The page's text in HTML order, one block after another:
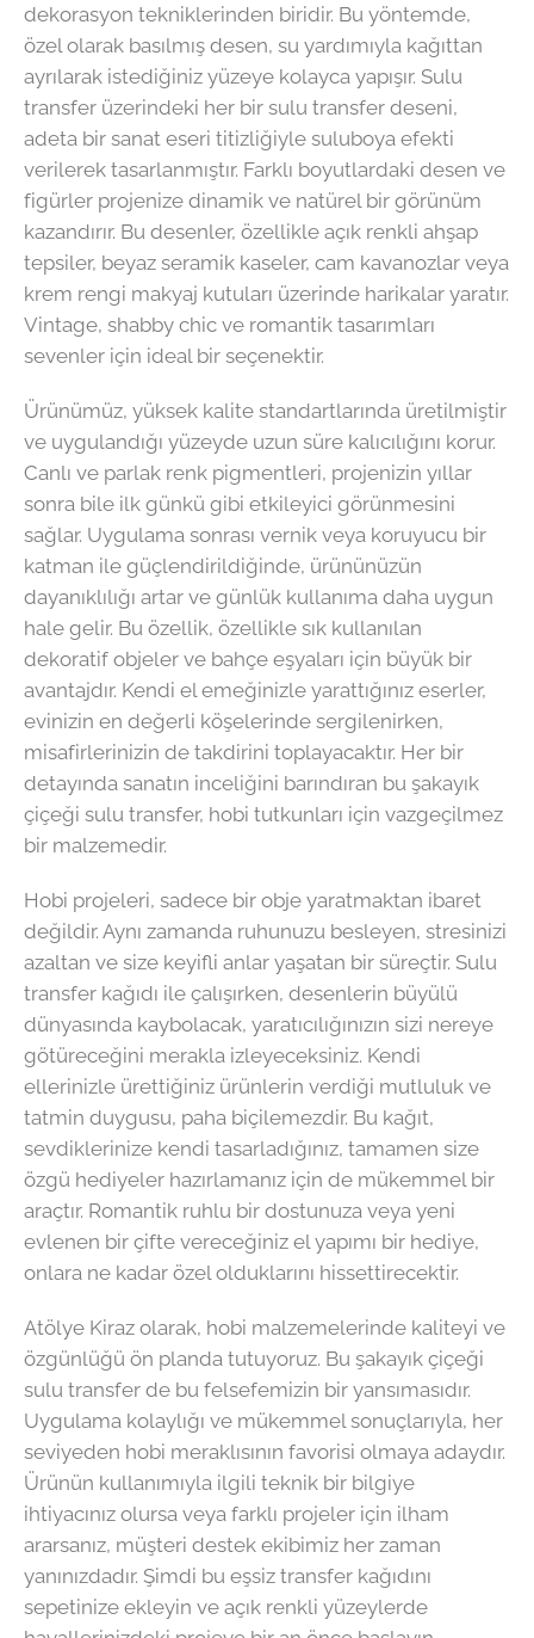
dekorasyon tekniklerinden biridir. Bu yöntemde,
özel olarak basılmış desen, su yardımıyla kağıttan
ayrılarak istediğiniz yüzeye kolayca yapışır. Sulu
transfer üzerindeki her bir sulu transfer deseni,
adeta bir sanat eseri titizliğiyle suluboya efekti
verilerek tasarlanmıştır. Farklı boyutlardaki desen ve
figürler projenize dinamik ve natürel bir görünüm
kazandırır. Bu desenler, özellikle açık renkli ahşap
tepsiler, beyaz seramik kaseler, cam kavanozlar veya
krem rengi makyaj kutuları üzerinde harikalar yaratır.
Vintage, shabby chic ve romantik tasarımları
sevenler için ideal bir seçenektir.
Ürünümüz, yüksek kalite standartlarında üretilmiştir
ve uygulandığı yüzeyde uzun süre kalıcılığını korur.
Canlı ve parlak renk pigmentleri, projenizin yıllar
sonra bile ilk günkü gibi etkileyici görünmesini
sağlar. Uygulama sonrası vernik veya koruyucu bir
katman ile güçlendirildiğinde, ürününüzün
dayanıklılığı artar ve günlük kullanıma daha uygun
hale gelir. Bu özellik, özellikle sık kullanılan
dekoratif objeler ve bahçe eşyaları için büyük bir
avantajdır. Kendi el emeğinizle yarattığınız eserler,
evinizin en değerli köşelerinde sergilenirken,
misafirlerinizin de takdirini toplayacaktır. Her bir
detayında sanatın inceliğini barındıran bu şakayık
çiçeği sulu transfer, hobi tutkunları için vazgeçilmez
bir malzemedir.
Hobi projeleri, sadece bir obje yaratmaktan ibaret
değildir. Aynı zamanda ruhunuzu besleyen, stresinizi
azaltan ve size keyifli anlar yaşatan bir süreçtir. Sulu
transfer kağıdı ile çalışırken, desenlerin büyülü
dünyasında kaybolacak, yaratıcılığınızın sizi nereye
götüreceğini merakla izleyeceksiniz. Kendi
ellerinizle ürettiğiniz ürünlerin verdiği mutluluk ve
tatmin duygusu, paha biçilemezdir. Bu kağıt,
sevdiklerinize kendi tasarladığınız, tamamen size
özgü hediyeler hazırlamanız için de mükemmel bir
araçtır. Romantik ruhlu bir dostunuza veya yeni
evlenen bir çifte vereceğiniz el yapımı bir hediye,
onlara ne kadar özel olduklarını hissettirecektir.
Atölye Kiraz olarak, hobi malzemelerinde kaliteyi ve
özgünlüğü ön planda tutuyoruz. Bu şakayık çiçeği
sulu transfer de bu felsefemizin bir yansımasıdır.
Uygulama kolaylığı ve mükemmel sonuçlarıyla, her
seviyeden hobi meraklısının favorisi olmaya adaydır.
Ürünün kullanımıyla ilgili teknik bir bilgiye
ihtiyacınız olursa veya farklı projeler için ilham
ararsanız, müşteri destek ekibimiz her zaman
yanınızdadır. Şimdi bu eşsiz transfer kağıdını
sepetinize ekleyin ve açık renkli yüzeylerde